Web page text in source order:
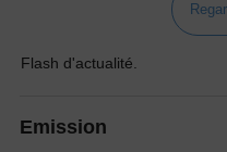
Flash d'actualité.
Emission